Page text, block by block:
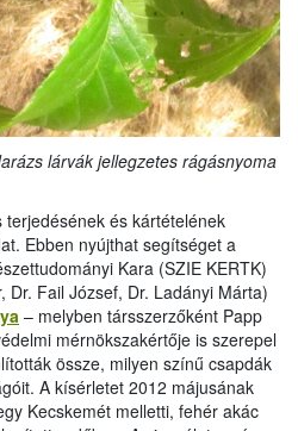
lárvák jellegzetes rágásnyoma
és kártételének
Ebben nyújthat segítséget a
Kara (SZIE KERTK)
Dr. Fail József, Dr. Ladányi Márta)
– melyben társszerzőként Papp
mérnökszakértője is szerepel
össze, milyen színű csapdák
A kísérletet 2012 májusának
Kecskemét melletti, fehér akác